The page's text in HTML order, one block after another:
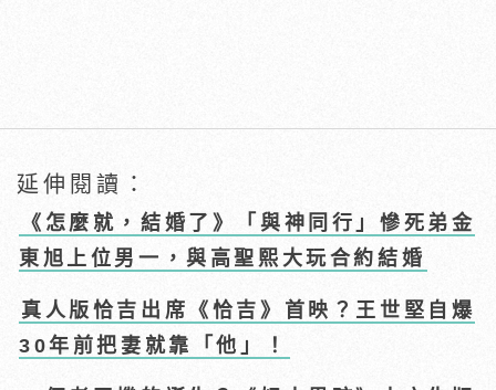
延伸閱讀：
《怎麼就，結婚了》「與神同行」慘死弟金
東旭上位男一，與高聖熙大玩合約結婚
真人版恰吉出席《恰吉》首映？王世堅自爆
30年前把妻就靠「他」！